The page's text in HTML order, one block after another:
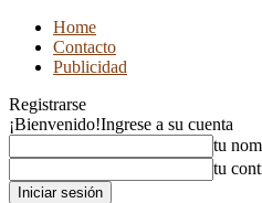
Home
Contacto
Publicidad
Registrarse
¡Bienvenido!Ingrese a su cuenta
tu
tu